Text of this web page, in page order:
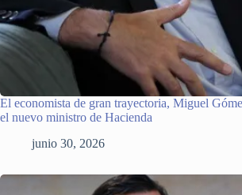
El economista de gran trayectoria, Miguel
el nuevo ministro de Hacienda
junio 30, 2026